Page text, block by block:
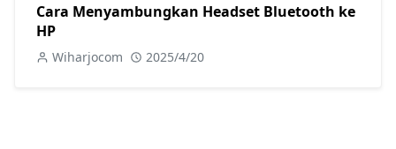
Cara Menyambungkan Headset Bluetooth ke
HP
Wiharjocom 2025/4/20